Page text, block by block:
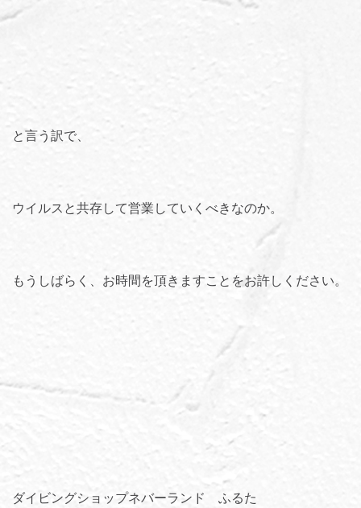
と言う訳で、
ウイルスと共存して営業していくべきなのか。
もうしばらく、お時間を頂きますことをお許しください。
ダイビングショップネバーランド ふるた